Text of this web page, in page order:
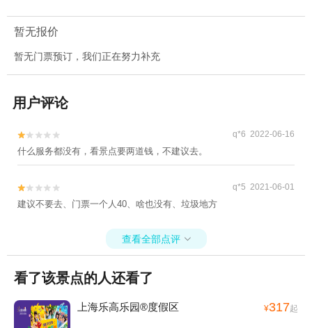
暂无报价
暂无门票预订，我们正在努力补充
用户评论

 q*6 2022-06-16
什么服务都没有，看景点要两道钱，不建议去。

 q*5 2021-06-01
建议不要去、门票一个人40、啥也没有、垃圾地方
查看全部点评 
看了该景点的人还看了
上海乐高乐园®度假区 ¥317起